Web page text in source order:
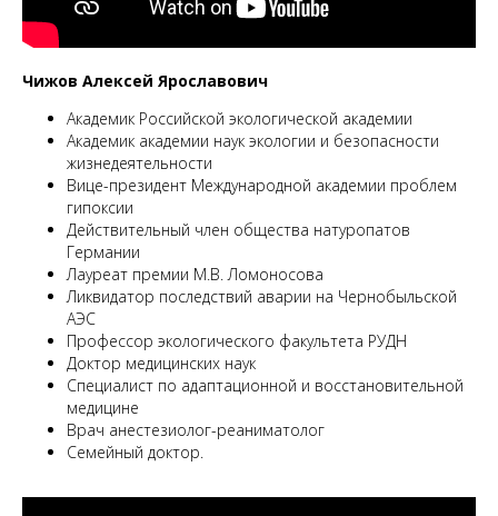
Чижов Алексей Ярославович
Академик Российской экологической академии
Академик академии наук экологии и безопасности
жизнедеятельности
Вице-президент Международной академии проблем
гипоксии
Действительный член общества натуропатов
Германии
Лауреат премии М.В. Ломоносова
Ликвидатор последствий аварии на Чернобыльской
АЭС
Профессор экологического факультета РУДН
Доктор медицинских наук
Специалист по адаптационной и восстановительной
медицине
Врач анестезиолог-реаниматолог
Семейный доктор.